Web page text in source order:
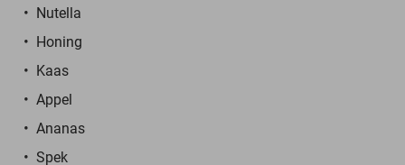
Nutella
Honing
Kaas
Appel
Ananas
Spek